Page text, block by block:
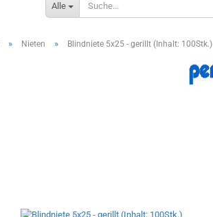
Alle
» Nieten » Blindniete 5x25 - gerillt (Inhalt: 100Stk.)